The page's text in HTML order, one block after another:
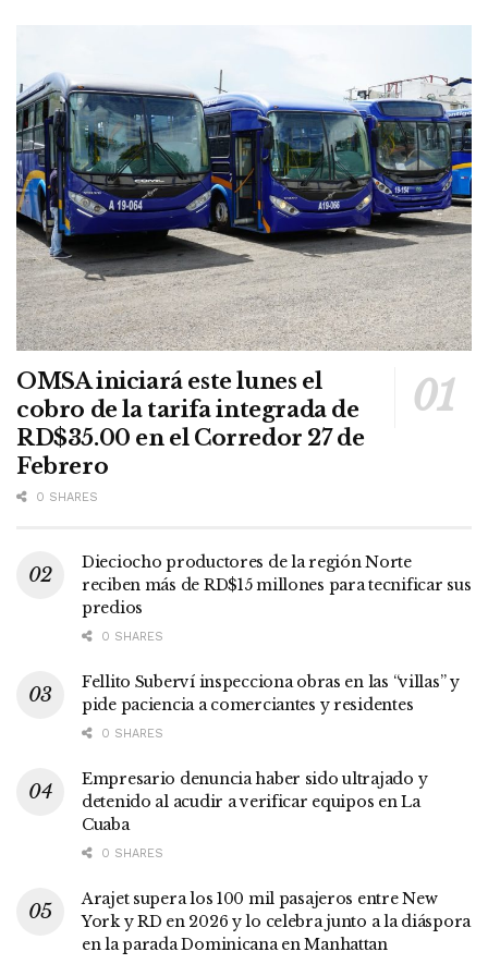
OMSA iniciará este lunes el
cobro de la tarifa integrada de
RD$35.00 en el Corredor 27 de
Febrero
0 SHARES
Dieciocho productores de la región Norte
reciben más de RD$15 millones para tecnificar sus
predios
0 SHARES
Fellito Suberví inspecciona obras en las “villas” y
pide paciencia a comerciantes y residentes
0 SHARES
Empresario denuncia haber sido ultrajado y
detenido al acudir a verificar equipos en La
Cuaba
0 SHARES
Arajet supera los 100 mil pasajeros entre New
York y RD en 2026 y lo celebra junto a la diáspora
en la parada Dominicana en Manhattan